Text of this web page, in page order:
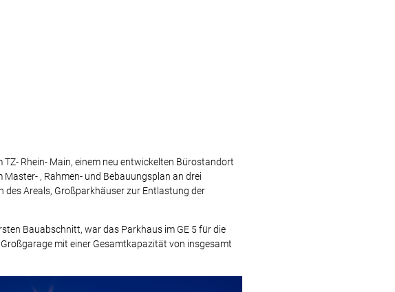
Rhein- Main, einem neu entwickelten Bürostandort
, Rahmen- und Bebauungsplan an drei
Areals, Großparkhäuser zur Entlastung der
Bauabschnitt, war das Parkhaus im GE 5 für die
mit einer Gesamtkapazität von insgesamt